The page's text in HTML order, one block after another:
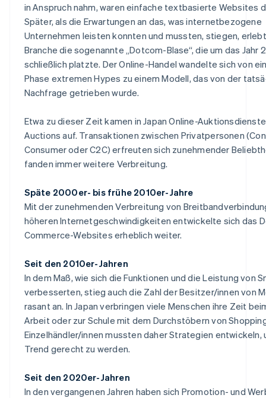
in Anspruch nahm, waren einfache textbasierte Websites
Später, als die Erwartungen an das, was internetbezogene
Unternehmen leisten konnten und mussten, stiegen,
Branche die sogenannte „Dotcom-Blase“, die um das Jahr
schließlich platzte. Der Online-Handel wandelte sich von
Phase extremen Hypes zu einem Modell, das von der
Nachfrage getrieben wurde.
Etwa zu dieser Zeit kamen in Japan Online-
Auctions auf. Transaktionen zwischen Privatpersonen
Consumer oder C2C) erfreuten sich zunehmender
fanden immer weitere Verbreitung.
Späte 2000er- bis frühe 2010er-Jahre
Mit der zunehmenden Verbreitung von
höheren Internetgeschwindigkeiten entwickelte sich das
Commerce-Websites erheblich weiter.
Seit den 2010er-Jahren
In dem Maß, wie sich die Funktionen und die Leistung von
verbesserten, stieg auch die Zahl der Besitzer/innen von
rasant an. In Japan verbringen viele Menschen ihre Zeit
Arbeit oder zur Schule mit dem Durchstöbern von
Einzelhändler/innen mussten daher Strategien entwickeln,
Trend gerecht zu werden.
Seit den 2020er-Jahren
In den vergangenen Jahren haben sich Promotion- und